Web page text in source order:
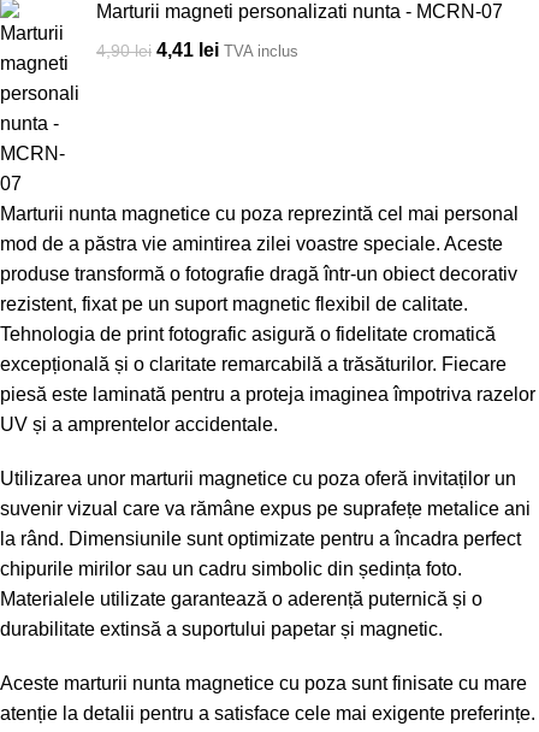
Marturii magneti personalizati nunta - MCRN-07
4,90lei 4,41 lei TVA inclus
Marturii nunta magnetice cu poza reprezintă cel mai personal
mod de a păstra vie amintirea zilei voastre speciale. Aceste
produse transformă o fotografie dragă într-un obiect decorativ
rezistent, fixat pe un suport magnetic flexibil de calitate.
Tehnologia de print fotografic asigură o fidelitate cromatică
excepțională și o claritate remarcabilă a trăsăturilor. Fiecare
piesă este laminată pentru a proteja imaginea împotriva razelor
UV și a amprentelor accidentale.
Utilizarea unor marturii magnetice cu poza oferă invitaților un
suvenir vizual care va rămâne expus pe suprafețe metalice ani
la rând. Dimensiunile sunt optimizate pentru a încadra perfect
chipurile mirilor sau un cadru simbolic din ședința foto.
Materialele utilizate garantează o aderență puternică și o
durabilitate extinsă a suportului papetar și magnetic.
Aceste marturii nunta magnetice cu poza sunt finisate cu mare
atenție la detalii pentru a satisface cele mai exigente preferințe.